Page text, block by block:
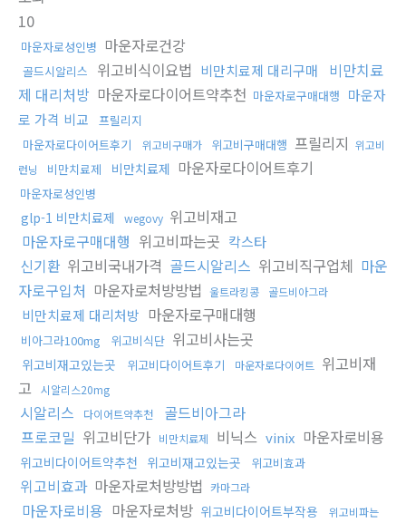
10
마운자로성인병 마운자로건강
골드시알리스 위고비식이요법 비만치료제 대리구매
비만치료
제 대리처방 마운자로다이어트약추천 마운자로구매대행 마운자
로 가격 비교
프릴리지
마운자로다이어트후기
위고비구매가 위고비구매대행 프릴리지 위고비
런닝
비만치료제 비만치료제 마운자로다이어트후기
마운자로성인병
glp-1 비만치료제 wegovy 위고비재고
마운자로구매대행 위고비파는곳 칵스타
신기환 위고비국내가격 골드시알리스 위고비직구업체 마운
자로구입처 마운자로처방방법 울트라킹콩 골드비아그라
비만치료제 대리처방 마운자로구매대행
비아그라100mg 위고비식단 위고비사는곳
위고비재고있는곳 위고비다이어트후기 마운자로다이어트 위고비재
고 시알리스20mg
시알리스 다이어트약추천
골드비아그라
프로코밀 위고비단가 비만치료제 비닉스 vinix 마운자로비용
위고비다이어트약추천 위고비재고있는곳 위고비효과
위고비효과 마운자로처방방법 카마그라
마운자로비용 마운자로처방 위고비다이어트부작용
위고비파는